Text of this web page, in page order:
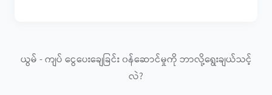
ယွမ် - ကျပ် ငွေပေးချေခြင်း ၀န်ဆောင်မှုကို ဘာလို့ရွေးချယ်သင့်
လဲ?